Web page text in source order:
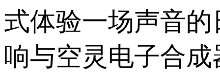
式体验一场声音
响与空灵电子合